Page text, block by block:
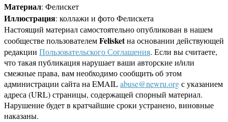
Материал: Фелискет
Иллюстрация: коллажи и фото Фелискета
Настоящий материал самостоятельно опубликован в нашем
сообществе пользователемFelisketна основании действующей
редакции Пользовательского Соглашения. Если вы считаете,
что такая публикация нарушает ваши авторские и/или
смежные права, вам необходимо сообщить об этом
администрации сайта на EMAILabuse@newru.orgс указанием
адреса (URL) страницы, содержащей спорный материал.
Нарушение будет в кратчайшие сроки устранено, виновные
наказаны.